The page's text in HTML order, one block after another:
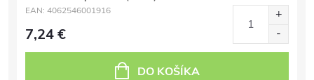
EAN: 4062546001916
7,24 €
DO KOŠÍKA